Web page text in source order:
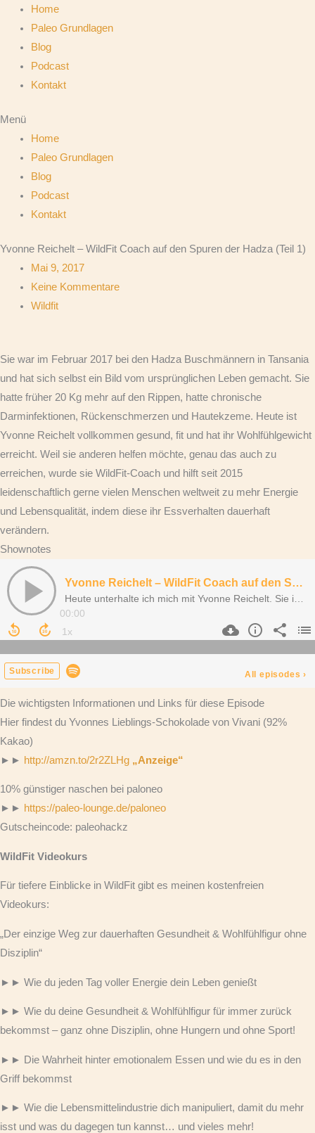
Home
Paleo Grundlagen
Blog
Podcast
Kontakt
Menü
Home
Paleo Grundlagen
Blog
Podcast
Kontakt
Yvonne Reichelt – WildFit Coach auf den Spuren der Hadza (Teil 1)
Mai 9, 2017
Keine Kommentare
Wildfit
Sie war im Februar 2017 bei den Hadza Buschmännern in Tansania
und hat sich selbst ein Bild vom ursprünglichen Leben gemacht. Sie
hatte früher 20 Kg mehr auf den Rippen, hatte chronische
Darminfektionen, Rückenschmerzen und Hautekzeme. Heute ist
Yvonne Reichelt vollkommen gesund, fit und hat ihr Wohlfühlgewicht
erreicht. Weil sie anderen helfen möchte, genau das auch zu
erreichen, wurde sie WildFit-Coach und hilft seit 2015
leidenschaftlich gerne vielen Menschen weltweit zu mehr Energie
und Lebensqualität, indem diese ihr Essverhalten dauerhaft
verändern.
Shownotes
Die wichtigsten Informationen und Links für diese Episode
Hier findest du Yvonnes Lieblings-Schokolade von Vivani (92%
Kakao)
►► http://amzn.to/2r2ZLHg „Anzeige“
10% günstiger naschen bei paloneo
►► https://paleo-lounge.de/paloneo
Gutscheincode: paleohackz
WildFit Videokurs
Für tiefere Einblicke in WildFit gibt es meinen kostenfreien
Videokurs:
„Der einzige Weg zur dauerhaften Gesundheit & Wohlfühlfigur ohne
Disziplin“
►► Wie du jeden Tag voller Energie dein Leben genießt
►► Wie du deine Gesundheit & Wohlfühlfigur für immer zurück
bekommst – ganz ohne Disziplin, ohne Hungern und ohne Sport!
►► Die Wahrheit hinter emotionalem Essen und wie du es in den
Griff bekommst
►► Wie die Lebensmittelindustrie dich manipuliert, damit du mehr
isst und was du dagegen tun kannst… und vieles mehr!